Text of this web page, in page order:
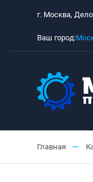
г. Москва,
Ваш город:
Главная —